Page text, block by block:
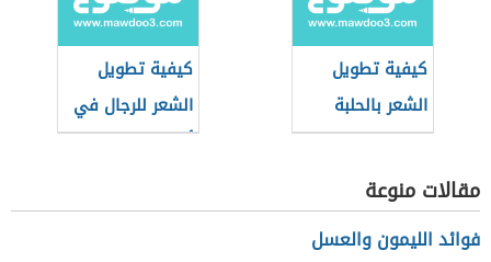
كيفية تطويل
الشعر بالحلبة
كيفية تطويل
الشعر للرجال في
أسبوع
مقالات منوعة
فوائد الليمون والعسل